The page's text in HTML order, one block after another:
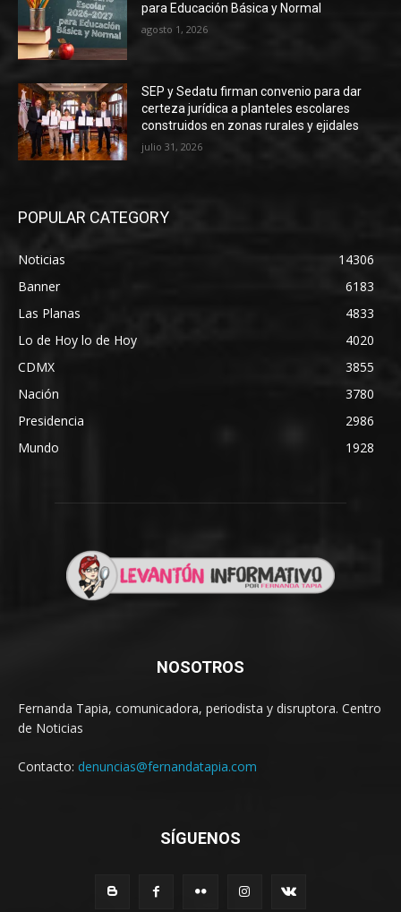
para Educación Básica y Normal
agosto 1, 2026
SEP y Sedatu firman convenio para dar
certeza jurídica a planteles escolares
construidos en zonas rurales y ejidales
julio 31, 2026
POPULAR CATEGORY
Noticias
14306
Banner
6183
Las Planas
4833
Lo de Hoy lo de Hoy
4020
CDMX
3855
Nación
3780
Presidencia
2986
Mundo
1928
NOSOTROS
Fernanda Tapia, comunicadora, periodista y disruptora. Centro
de Noticias
Contacto: denuncias@fernandatapia.com
SÍGUENOS